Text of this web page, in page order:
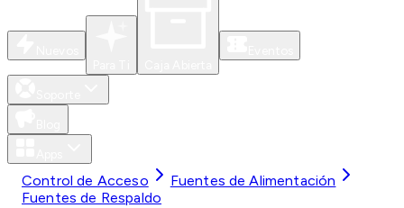
Control de Acceso
Fuentes de Alimentación
Fuentes de Respaldo